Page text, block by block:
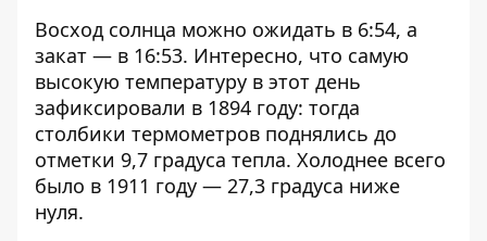
Восход солнца можно ожидать в 6:54, а
закат — в 16:53. Интересно, что самую
высокую температуру в этот день
зафиксировали в 1894 году: тогда
столбики термометров поднялись до
отметки 9,7 градуса тепла. Холоднее всего
было в 1911 году — 27,3 градуса ниже
нуля.